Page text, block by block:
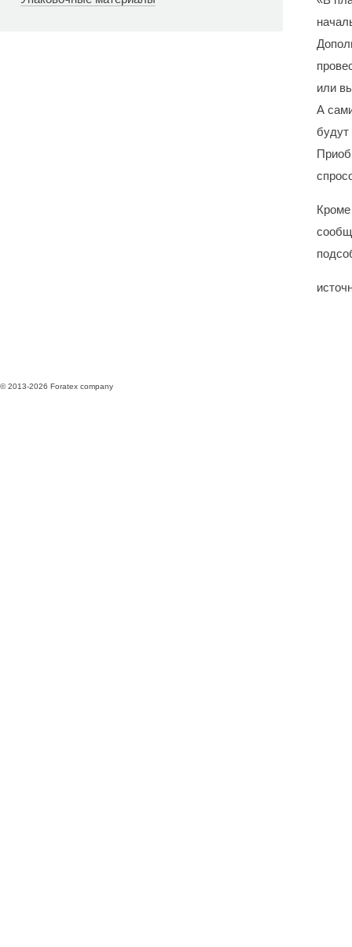
или
А
Кроме
© 2013-2026 Foratex company